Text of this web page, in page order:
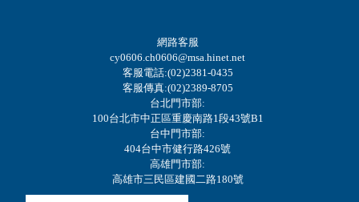
網路客服
cy0606.ch0606@msa.hinet.net
客服電話:(02)2381-0435
客服傳真:(02)2389-8705
台北門市部:
100台北市中正區重慶南路1段43號B1
台中門市部:
404台中市健行路426號
高雄門市部:
高雄市三民區建國二路180號